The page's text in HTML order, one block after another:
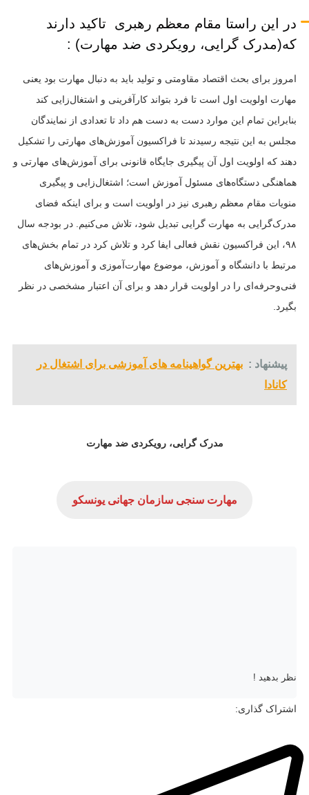
در این راستا مقام معظم رهبری تاکید دارند
که(مدرک گرایی، رویکردی ضد مهارت) :
امروز برای بحث اقتصاد مقاومتی و تولید باید به دنبال مهارت بود یعنی
مهارت اولویت اول است تا فرد بتواند کارآفرینی و اشتغال‌زایی کند
بنابراین تمام این موارد دست به دست هم داد تا تعدادی از نمایندگان
مجلس به این نتیجه رسیدند تا فراکسیون آموزش‌های مهارتی را تشکیل
دهند که اولویت اول آن پیگیری جایگاه قانونی برای آموزش‌های مهارتی و
هماهنگی دستگاه‌های مسئول آموزش است؛ اشتغال‌زایی و پیگیری
منویات مقام معظم رهبری نیز در اولویت است و برای اینکه فضای
مدرک‌گرایی به مهارت گرایی تبدیل شود، تلاش می‌کنیم. در بودجه سال
۹۸، این فراکسیون نقش فعالی ایفا کرد و تلاش کرد در تمام بخش‌های
مرتبط با دانشگاه و آموزش، موضوع مهارت‌آموزی و آموزش‌های
فنی‌وحرفه‌ای را در اولویت قرار دهد و برای آن اعتبار مشخصی در نظر
بگیرد.
پیشنهاد : بهترین گواهینامه های آموزشی برای اشتغال در
کانادا
مدرک گرایی، رویکردی ضد مهارت
مهارت سنجی سازمان جهانی یونسکو
نظر بدهید !
اشتراک گذاری: